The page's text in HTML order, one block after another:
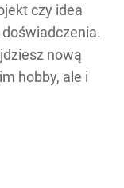
czy idea
nową
hobby, ale i